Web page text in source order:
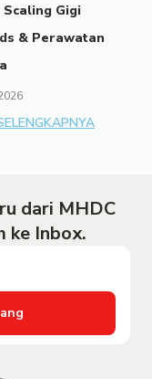
Scaling Gigi
& Perawatan
dari MHDC
ke Inbox.